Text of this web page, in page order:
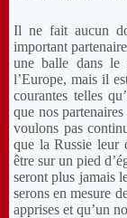
Il ne fait aucun
important
une balle dans le
l’Europe, mais il
courantes telles
que nos
voulons pas
que la Russie leur
être sur un pied
seront plus jamais
serons en mesure
apprises et qu’un